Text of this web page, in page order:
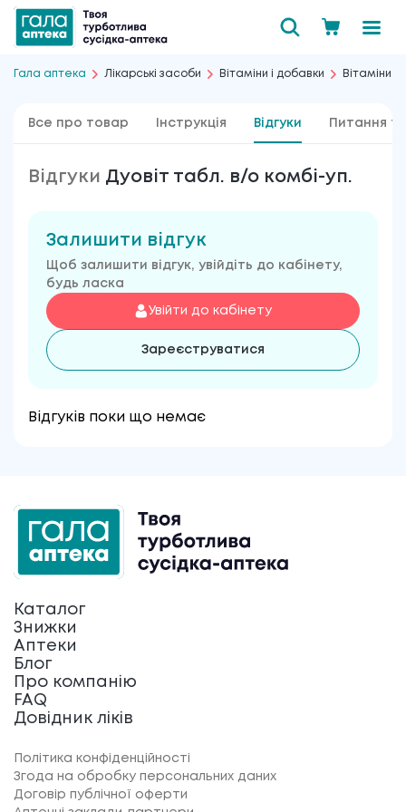
Гала аптека Лікарські засоби Вітаміни і добавки Вітаміни
Все про товар Інструкція Відгуки Питання та
Відгуки Дуовіт табл. в/о комбі-уп.
Залишити відгук
Щоб залишити відгук, увійдіть до кабінету,
будь ласка
Увійти до кабінету
Зареєструватися
Відгуків поки що немає
Каталог
Знижки
Аптеки
Блог
Про компанію
FAQ
Довідник ліків
Політика конфіденційності
Згода на обробку персональних даних
Договір публічної оферти